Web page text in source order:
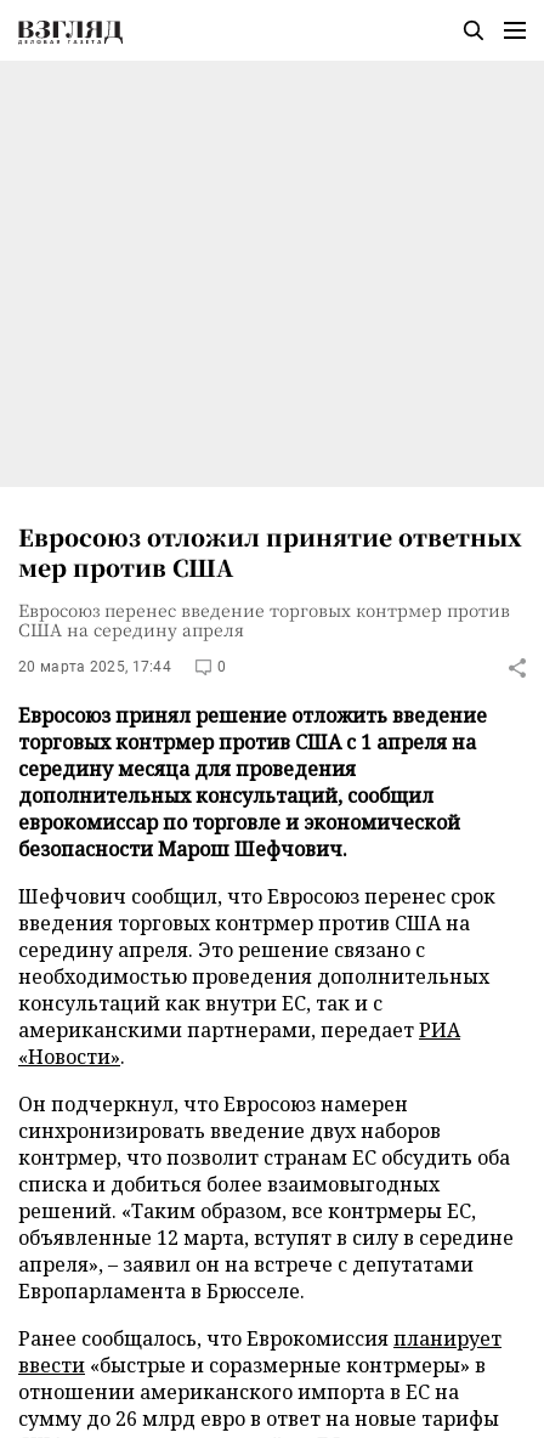
Евросоюз отложил принятие ответных
мер против США
Евросоюз перенес введение торговых контрмер против
США на середину апреля
20 марта 2025, 17:44 0
Евросоюз принял решение отложить введение
торговых контрмер против США с 1 апреля на
середину месяца для проведения
дополнительных консультаций, сообщил
еврокомиссар по торговле и экономической
безопасности Марош Шефчович.
Шефчович сообщил, что Евросоюз перенес срок
введения торговых контрмер против США на
середину апреля. Это решение связано с
необходимостью проведения дополнительных
консультаций как внутри ЕС, так и с
американскими партнерами, передаетРИА
«Новости».
Он подчеркнул, что Евросоюз намерен
синхронизировать введение двух наборов
контрмер, что позволит странам ЕС обсудить оба
списка и добиться более взаимовыгодных
решений. «Таким образом, все контрмеры ЕС,
объявленные 12 марта, вступят в силу в середине
апреля», – заявил он на встрече с депутатами
Европарламента в Брюсселе.
Ранее сообщалось, что Еврокомиссияпланирует
ввести «быстрые и соразмерные контрмеры» в
отношении американского импорта в ЕС на
сумму до 26 млрд евро в ответ на новые тарифы